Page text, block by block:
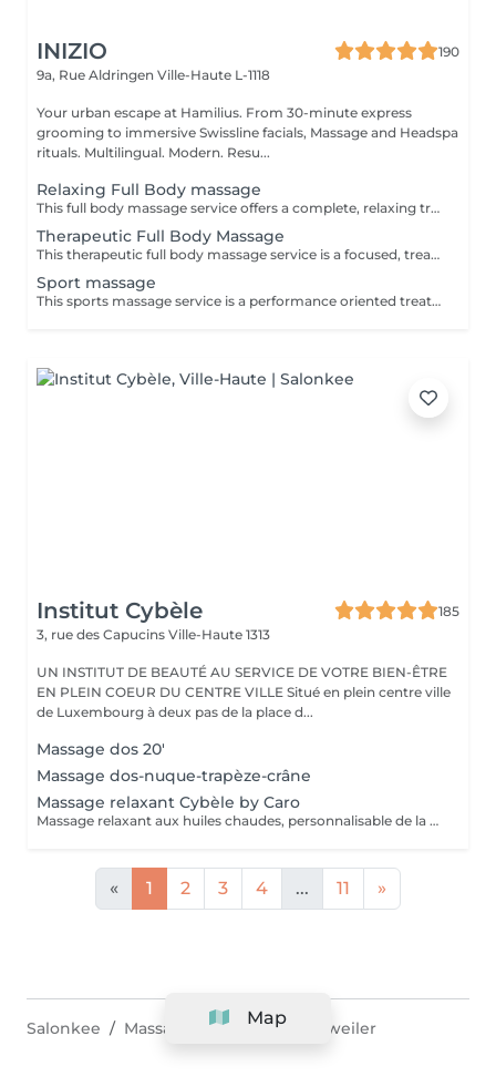
INIZIO
190
9a, Rue Aldringen Ville-Haute L-1118
Your urban escape at Hamilius. From 30-minute express
grooming to immersive Swissline facials, Massage and Headspa
rituals. Multilingual. Modern. Resu...
Relaxing Full Body massage
This full body massage service offers a complete, relaxing treatment designed to work on the entire body- neck, shoulders, back, arms, hands, legs, feet. It uses flowing, medium pressure techniques to release muscular tension, improve flexibility, and promote deep relaxation, making it ideal for stress relief, everyday aches, or simply restoring balance after a busy week.
Therapeutic Full Body Massage
This therapeutic full body massage service is a focused, treatment oriented session that addresses specific muscle tension, postural imbalances, and chronic pain patterns across the entire body. Using deeper, targeted techniques such as myofascial release, triggerpoint work, and crossfiber stretching, it aims to correct muscular restrictions, improve joint mobility, and restore functional movement, making it ideal for people with recurring discomfort or active lifestyles. Key benefits: Relieves chronic muscle tension and pain, especially in the neck, shoulders, back, hips, and legs, by working on deep tissue and trigger points. Improves posture and joint mobility by releasing tight muscles and fascia, helping the body move more freely and with less strain. Supports injury recovery and performance by reducing muscle stiffness, improving circulation, and shortening recovery time after physical activity.
Sport massage
This sports massage service is a performance oriented treatment designed for active individuals, athletes, or anyone training regularly. It combines deep, targeted techniques with mobility work to prepare the body before exercise, speed up recovery after workouts, and address specific muscle tightness or overuse patterns that can affect performance and increase injury risk. Key benefits : Prepares muscles for physical activity by increasing blood flow, flexibility, and range of motion, helping prevent strains and injuries. Speeds up recovery by reducing muscle soreness, flushing out metabolic waste, and easing tightness in commonly overworked areas such as legs, calves, and shoulders. Helps correct imbalances and overuse issues by releasing trigger points and tight fascia, improving posture, movement efficiency, and overall athletic performance.
Institut Cybèle
185
3, rue des Capucins Ville-Haute 1313
UN INSTITUT DE BEAUTÉ AU SERVICE DE VOTRE BIEN-ÊTRE
EN PLEIN COEUR DU CENTRE VILLE Situé en plein centre ville
de Luxembourg à deux pas de la place d...
Massage dos 20'
Massage dos-nuque-trapèze-crâne
Massage relaxant Cybèle by Caro
Massage relaxant aux huiles chaudes, personnalisable de la tête aux pieds.
« 1 2 3 4 ... 11 »
Map
Salonkee Massage & Spa Lorentzweiler